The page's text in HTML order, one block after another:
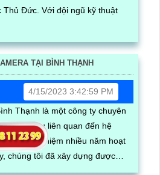
ngũ kỹ thuật
TẠI BÌNH THẠNH
4/15/2023 3:42:59 PM
Thạnh là một công ty chuyên
và dịch vụ liên quan đến hệ
chúng tôi đã xây dựng được
khách hàng